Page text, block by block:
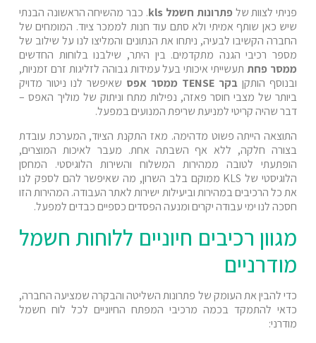
פניתי לצוות של פתרונות חשמל kls
. כבר מהשיחה הראשונה הבנתי
שיש כאן שותף אמיתי ולא סתם עוד חנות לממכר ציוד. המומחים של
החברה הקשיבו לבעיה, ניתחו את הנתונים והמליצו לנו על שילוב של
מספר רכיבי הגנה מתקדמים. בין היתר, שילבנו בלוחות החדשים
ממסר פחתתעשייתי איכותי בעל עמידות גבוהה לזליגות זרם זמניות,
ובנוסף הותקן בקר TENSE ממסר אפס
שאיפשר לנו ניטור מדויק
ביותר של מצבי חוסר פאזה, נפילות מתח וניתוק של מוליך האפס –
דבר שהיה קריטי למניעת שריפת המנועים במפעל.
התוצאה הייתה פשוט מדהימה. מאז התקנת הציוד, המערכת עובדת
בצורה חלקה, ללא אף השבתה אחת. מעבר לאיכות המוצרים,
הופתעתי לטובה ממהירות המשלוח והשירות הלוגיסטי. המחסן
הלוגיסטי של KLS ממוקם בלב השרון, מה שאיפשר להם לספק לנו
את כל הרכיבים במהירות וביעילות ישירות לאתר העבודה. המהירות הזו
חסכה לנו ימי עבודה יקרים ומנעה הפסדים כספיים כבדים למפעל.
מגוון רכיבים חיוניים ללוחות חשמל
מודרניים
כדי להבין את העומק של פתרונות השליטה והבקרה שמציעה החברה,
כדאי להתמקד בכמה מרכיבי המפתח החיוניים לכל לוח חשמל
מודרני: